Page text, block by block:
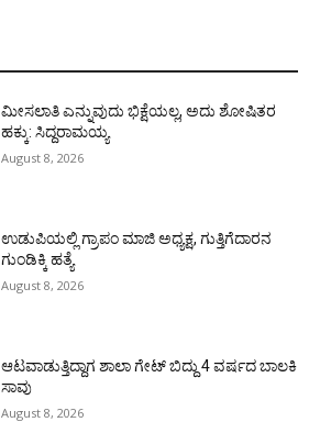
ಮೀಸಲಾತಿ ಎನ್ನುವುದು ಭಿಕ್ಷೆಯಲ್ಲ, ಅದು ಶೋಷಿತರ
ಹಕ್ಕು: ಸಿದ್ದರಾಮಯ್ಯ
August 8, 2026
ಉಡುಪಿಯಲ್ಲಿ ಗ್ರಾಪಂ ಮಾಜಿ ಅಧ್ಯಕ್ಷ, ಗುತ್ತಿಗೆದಾರನ
ಗುಂಡಿಕ್ಕಿ ಹತ್ಯೆ
August 8, 2026
ಆಟವಾಡುತ್ತಿದ್ದಾಗ ಶಾಲಾ ಗೇಟ್‌ ಬಿದ್ದು 4 ವರ್ಷದ ಬಾಲಕಿ
ಸಾವು
August 8, 2026